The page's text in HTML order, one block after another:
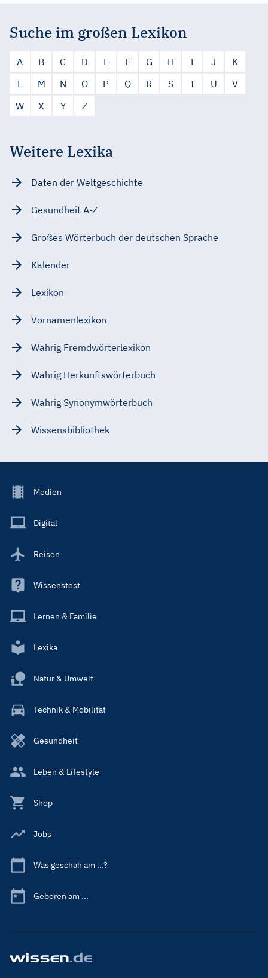
Suche im großen Lexikon
A B C D E F G H I J
K
L
M N O P Q R S T U
V
W
X Y Z
Weitere Lexika
Daten der Weltgeschichte
Gesundheit A-Z
Großes Wörterbuch der deutschen Sprache
Kalender
Lexikon
Vornamenlexikon
Wahrig Fremdwörterlexikon
Wahrig Herkunftswörterbuch
Wahrig Synonymwörterbuch
Wissensbibliothek
Footer
Main
Medien
Digital
Reisen
Wissenstest
Lernen & Familie
Lexika
Natur & Umwelt
Technik & Mobilität
Gesundheit
Leben & Lifestyle
Shop
Jobs
Was geschah am ...?
Geboren am ...